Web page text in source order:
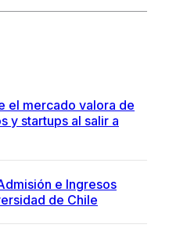
el mercado valora de
y startups al salir a
e Ingresos
de Chile